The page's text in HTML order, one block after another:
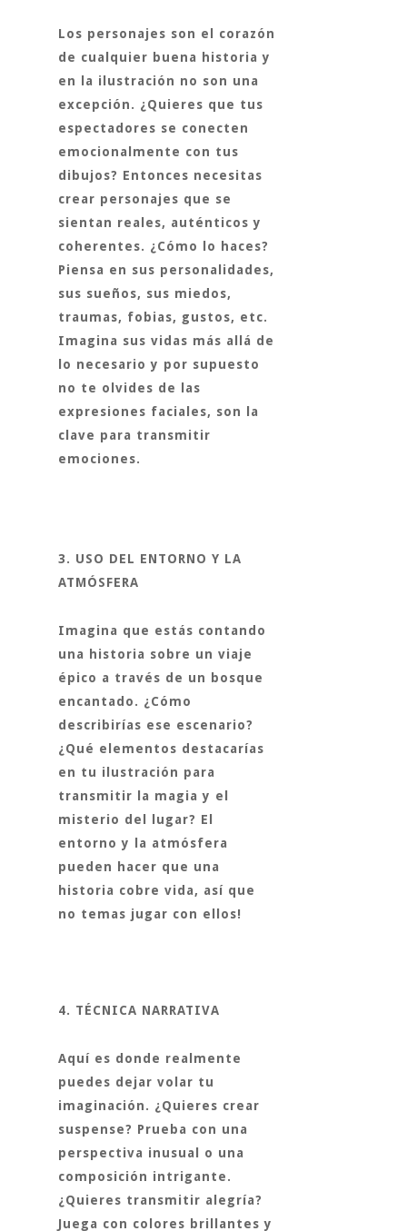
Los personajes son el corazón
de cualquier buena historia y
en la ilustración no son una
excepción. ¿Quieres que tus
espectadores se conecten
emocionalmente con tus
dibujos? Entonces necesitas
crear personajes que se
sientan reales, auténticos y
coherentes. ¿Cómo lo haces?
Piensa en sus personalidades,
sus sueños, sus miedos,
traumas, fobias, gustos, etc.
Imagina sus vidas más allá de
lo necesario y por supuesto
no te olvides de las
expresiones faciales, son la
clave para transmitir
emociones.
3. USO DEL ENTORNO Y LA
ATMÓSFERA
Imagina que estás contando
una historia sobre un viaje
épico a través de un bosque
encantado. ¿Cómo
describirías ese escenario?
¿Qué elementos destacarías
en tu ilustración para
transmitir la magia y el
misterio del lugar? El
entorno y la atmósfera
pueden hacer que una
historia cobre vida, así que
no temas jugar con ellos!
4. TÉCNICA NARRATIVA
Aquí es donde realmente
puedes dejar volar tu
imaginación. ¿Quieres crear
suspense? Prueba con una
perspectiva inusual o una
composición intrigante.
¿Quieres transmitir alegría?
Juega con colores brillantes y